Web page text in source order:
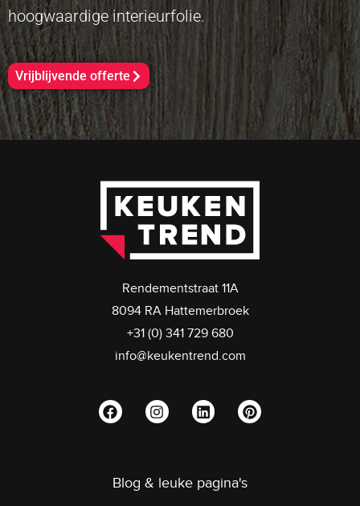
hoogwaardige interieurfolie.
Vrijblijvende offerte
Rendementstraat 11A
8094 RA Hattemerbroek
+31 (0) 341 729 680
info@keukentrend.com
Blog & leuke pagina's